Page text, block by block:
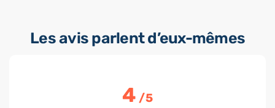
Les avis parlent d’eux-mêmes
4/5